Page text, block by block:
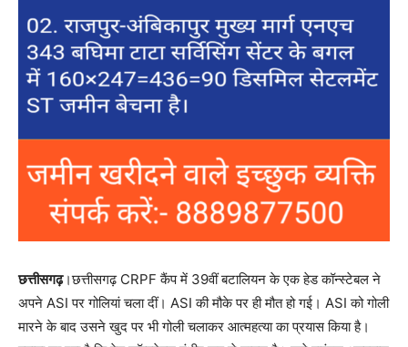
छत्तीसगढ़।छत्तीसगढ़ CRPF कैंप में 39वीं बटालियन के एक हेड कॉन्स्टेबल ने
अपने ASI पर गोलियां चला दीं। ASI की मौके पर ही मौत हो गई। ASI को गोली
मारने के बाद उसने खुद पर भी गोली चलाकर आत्महत्या का प्रयास किया है।